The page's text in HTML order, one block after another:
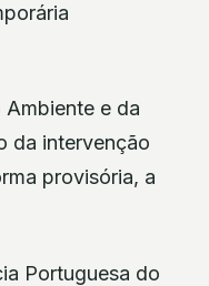
e da
da intervenção
provisória, a
Portuguesa do